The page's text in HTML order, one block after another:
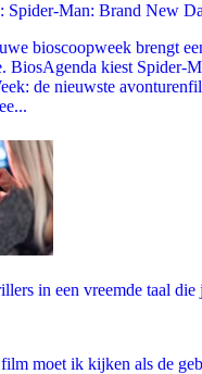
Spider-Man: Brand New
bioscoopweek brengt
BiosAgenda kiest Spider-
de nieuwste
in een vreemde taal die
moet ik kijken als de